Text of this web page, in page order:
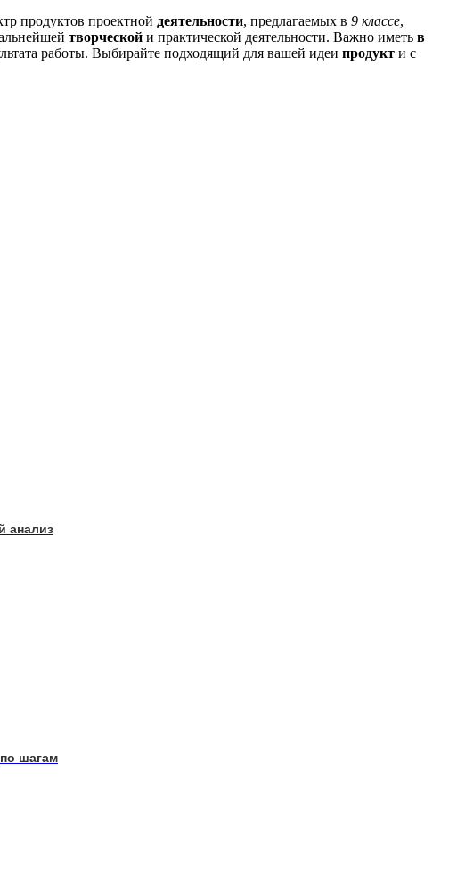
продуктов проектной деятельности, предлагаемых в 9 классе,
творческой и практической деятельности. Важно иметь в
работы. Выбирайте подходящий для вашей идеи продукт и с
анализ
шагам